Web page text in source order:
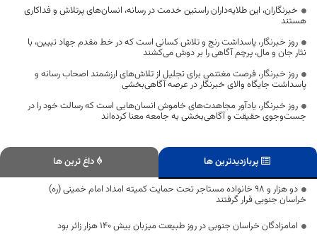
خبرنگاران، این طلایه‌داران راستین خدمت در رسانه، انسان‌های پرتلاش و فداکاری
هستند
روز خبرنگار، پاسداشت رنج و تلاش کسانی است که در خط مقدم جهاد تبیین، با
نثار جان و مال، پرچم آگاهی را بر دوش می‌کشند
روز خبرنگار، فرصت مغتنمی برای تجلیل از تلاش‌های ارزشمند اصحاب رسانه و
پاسداشت جایگاه والای خبرنگار در عرصه آگاهی‌بخشی
روز خبرنگار، یادآور مجاهدت‌های خاموش انسان‌هایی است که رسالت خود را در
جست‌وجوی حقیقت و آگاهی‌بخشی به جامعه معنا کرده‌اند
پربازدیدترین ها
داغ ترین ها
دو هزار و 98 خانواده مستاجر تحت حمایت کمیته امداد امام خمینی (ره)
خراسان جنوبی قرار گرفتند
امامزادگان خراسان جنوبی در روز طبیعت میزبان بیش 140 هزار زائر بود